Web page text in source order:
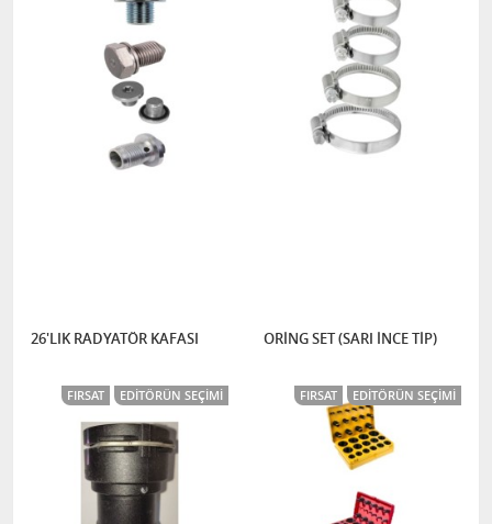
26'LIK RADYATÖR KAFASI
FIRSAT EDITÖRÜN SEÇIMI
ORİNG SET (SARI İNCE TİP)
FIRSAT EDITÖRÜN SEÇIMI